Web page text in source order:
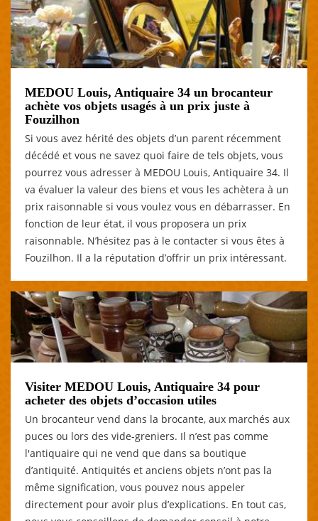
MEDOU Louis, Antiquaire 34 un brocanteur
achète vos objets usagés à un prix juste à
Fouzilhon
Si vous avez hérité des objets d’un parent récemment
décédé et vous ne savez quoi faire de tels objets, vous
pourrez vous adresser à MEDOU Louis, Antiquaire 34. Il
va évaluer la valeur des biens et vous les achètera à un
prix raisonnable si vous voulez vous en débarrasser. En
fonction de leur état, il vous proposera un prix
raisonnable. N’hésitez pas à le contacter si vous êtes à
Fouzilhon. Il a la réputation d’offrir un prix intéressant.
Visiter MEDOU Louis, Antiquaire 34 pour
acheter des objets d’occasion utiles
Un brocanteur vend dans la brocante, aux marchés aux
puces ou lors des vide-greniers. Il n’est pas comme
l'antiquaire qui ne vend que dans sa boutique
d’antiquité. Antiquités et anciens objets n’ont pas la
même signification, vous pouvez nous appeler
directement pour avoir plus d’explications. En tout cas,